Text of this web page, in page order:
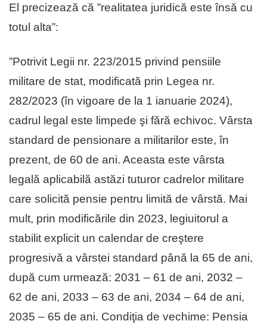
El precizează că ”realitatea juridică este însă cu
totul alta”:
”Potrivit Legii nr. 223/2015 privind pensiile
militare de stat, modificată prin Legea nr.
282/2023 (în vigoare de la 1 ianuarie 2024),
cadrul legal este limpede şi fără echivoc. Vârsta
standard de pensionare a militarilor este, în
prezent, de 60 de ani. Aceasta este vârsta
legală aplicabilă astăzi tuturor cadrelor militare
care solicită pensie pentru limită de vârstă. Mai
mult, prin modificările din 2023, legiuitorul a
stabilit explicit un calendar de creştere
progresivă a vârstei standard până la 65 de ani,
după cum urmează: 2031 – 61 de ani, 2032 –
62 de ani, 2033 – 63 de ani, 2034 – 64 de ani,
2035 – 65 de ani. Condiţia de vechime: Pensia